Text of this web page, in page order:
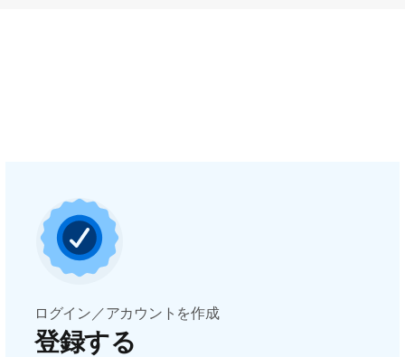
ログイン／アカウントを作成
登録する